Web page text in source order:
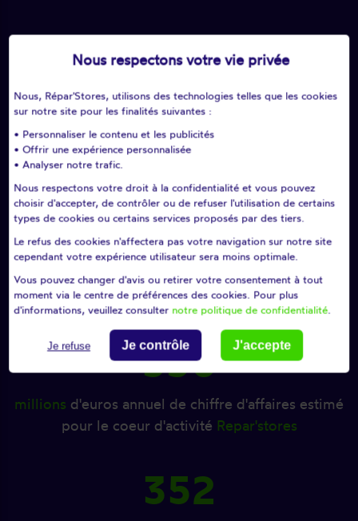
33
millionsde volets roulantsà motoriser
Les chiffres pour l’activité
Répar’stores:
1008
millionsd'euros annuel de chiffre d'affaires estimé
530
millions d'euros annuel de chiffre d'affaires estimé
pour le coeur d'activité Repar'stores
352
Nous respectons votre vie privée
Nous, Répar'Stores, utilisons des technologies telles que les cookies
sur notre site pour les finalités suivantes :
• Personnaliser le contenu et les publicités
• Offrir une expérience personnalisée
• Analyser notre trafic.
Nous respectons votre droit à la confidentialité et vous pouvez
choisir d'accepter, de contrôler ou de refuser l'utilisation de certains
types de cookies ou certains services proposés par des tiers.
Le refus des cookies n'affectera pas votre navigation sur notre site
cependant votre expérience utilisateur sera moins optimale.
Vous pouvez changer d'avis ou retirer votre consentement à tout
moment via le centre de préférences des cookies. Pour plus
d'informations, veuillez consulter notre politique de confidentialité.
Je refuse Je contrôle J'accepte